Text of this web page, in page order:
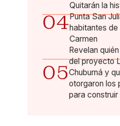
04
Quitarán la
Punta San
habitantes de
Carmen
05
Revelan
del proyecto
Chuburná y
otorgaron los
para construir